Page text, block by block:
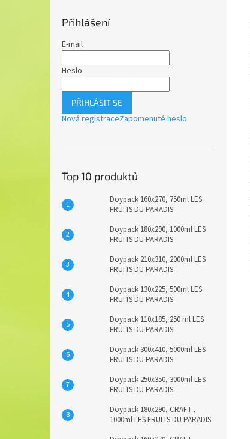
Přihlášení
E-mail
Heslo
PŘIHLÁSIT SE
Nová registraceZapomenuté heslo
Top 10 produktů
Doypack 160x270, 750ml LES
FRUITS DU PARADIS
Doypack 180x290, 1000ml LES
FRUITS DU PARADIS
Doypack 210x310, 2000ml LES
FRUITS DU PARADIS
Doypack 130x225, 500ml LES
FRUITS DU PARADIS
Doypack 110x185, 250 ml LES
FRUITS DU PARADIS
Doypack 300x410, 5000ml LES
FRUITS DU PARADIS
Doypack 250x350, 3000ml LES
FRUITS DU PARADIS
Doypack 180x290, CRAFT ,
1000ml LES FRUITS DU PARADIS